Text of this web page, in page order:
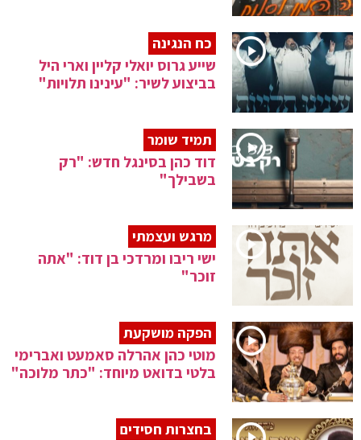
כח הנגינה
שייע גרוס יואלי קליין וארי היל
בביצוע לשיר: "עינינו תלויות"
תמיד שומר
דוד כהן בסינגל חדש: "רק
בשבילך"
מרגש ועצמתי
ישי ריבו ומרדכי בן דוד: "אתה
זוכר"
הפקה מושקעת
מוטי כהן אהרלה סאמעט ואברימי
בלטי בדואט מיוחד: "כתר מלוכה"
בחצרות חסידים